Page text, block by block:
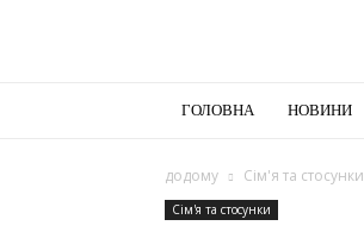
ГОЛОВНА НОВИНИ
додому Сім'я та стосунки
Сім'я та стосунки